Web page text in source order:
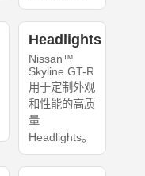
Headlights
Nissan™
Skyline GT-R
用于定制外观
和性能的高质
量
Headlights。